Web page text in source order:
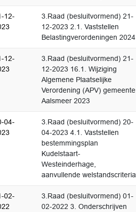
12-
3.Raad (besluitvormend) 21-
12-2023 2.1. Vaststellen
Belastingverordeningen 2024
12-
3.Raad (besluitvormend) 21-
12-2023 16.1. Wijziging
Algemene Plaatselijke
Verordening (APV) gemeente
Aalsmeer 2023
04-
3.Raad (besluitvormend) 20-
04-2023 4.1. Vaststellen
bestemmingsplan
Kudelstaart-
Westeinderhage,
aanvullende welstandscriteria
02-
3.Raad (besluitvormend) 01-
02-2022 3. Onderschrijven